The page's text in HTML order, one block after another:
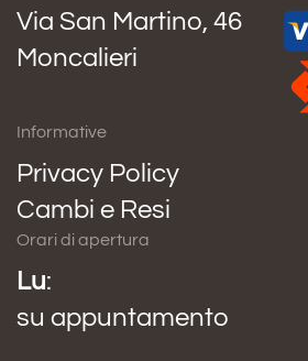
Via San Martino, 46
Moncalieri
Informative
Privacy Policy
Cambi e Resi
Orari di apertura
Lu:
su appuntamento